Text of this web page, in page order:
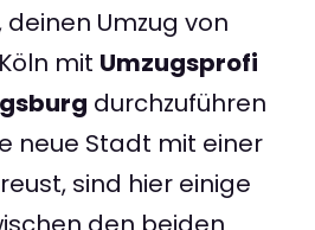
Umzug von
mit Umzugsprofi
durchzuführen
neue Stadt mit einer
sind hier einige